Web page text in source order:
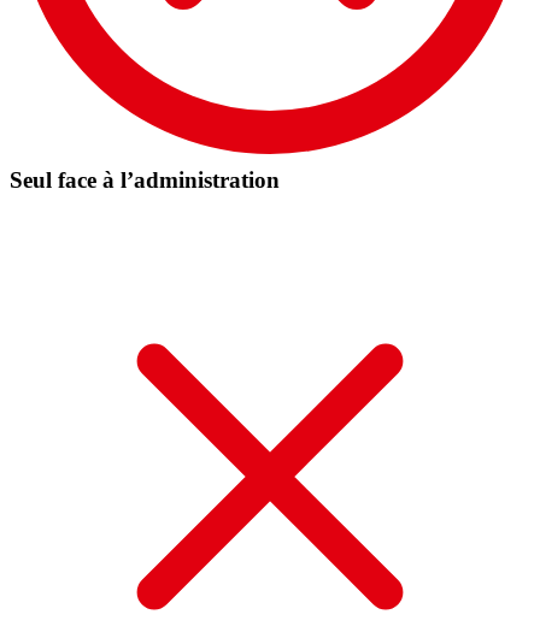
Seul face à l’administration